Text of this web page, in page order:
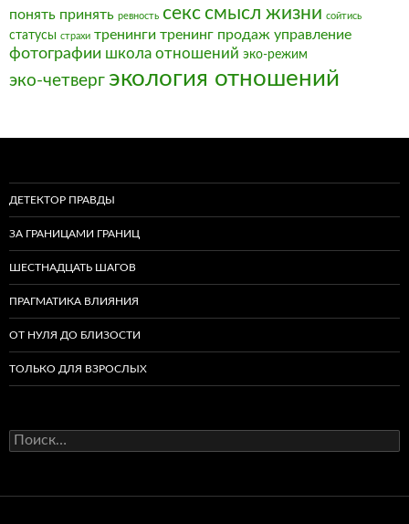
понять принять ревность секссмысл жизни сойтись
статусы страхи тренинги тренинг продаж управление
фотографии школа отношений эко-режим
эко-четверг экология отношений
ДЕТЕКТОР ПРАВДЫ
ЗА ГРАНИЦАМИ ГРАНИЦ
ШЕСТНАДЦАТЬ ШАГОВ
ПРАГМАТИКА ВЛИЯНИЯ
ОТ НУЛЯ ДО БЛИЗОСТИ
ТОЛЬКО ДЛЯ ВЗРОСЛЫХ
Найти: